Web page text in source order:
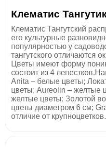
Клематис
Клематис Тангутский
его культурные
популярностью у
тангутского отличаются
Цветы имеют форму
состоит из 4
Anita – белые цветы;
цветы; Aureolin – желтые
желтые цветы; Золотой
цветы диаметром 6 см;
отличие от